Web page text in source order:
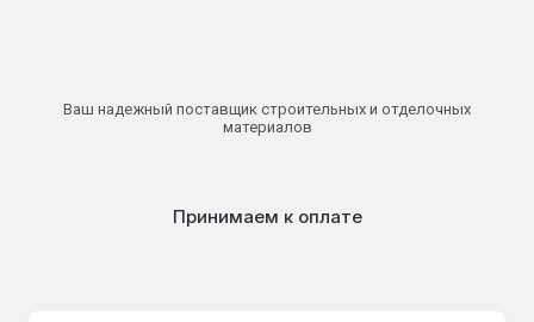
Ваш надежный поставщик строительных и отделочных
материалов
Принимаем к оплате